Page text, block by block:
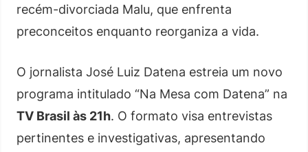
recém-divorciada Malu, que enfrenta
preconceitos enquanto reorganiza a vida.
O jornalista José Luiz Datena estreia um novo
programa intitulado “Na Mesa com Datena” na
TV Brasil às 21h. O formato visa entrevistas
pertinentes e investigativas, apresentando